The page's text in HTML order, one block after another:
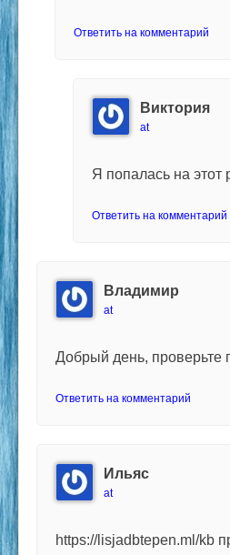
Ответить на комментарий
Виктория
at
Я попалась на этот
Ответить на комментарий
Владимир
at
Добрый день, проверьте
Ответить на комментарий
Ильяс
at
https://lisjadbtepen.ml/kb